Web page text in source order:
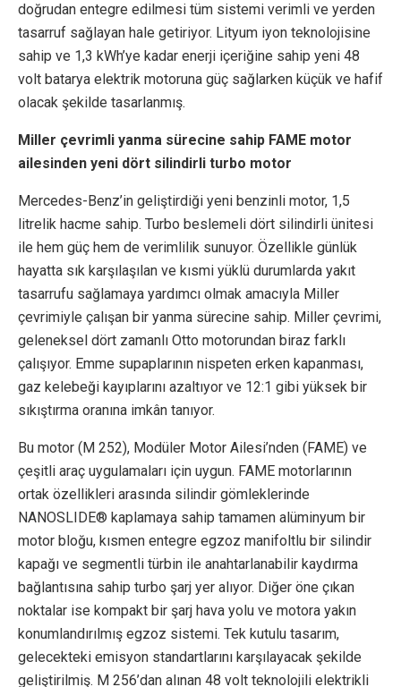
doğrudan entegre edilmesi tüm sistemi verimli ve yerden
tasarruf sağlayan hale getiriyor. Lityum iyon teknolojisine
sahip ve 1,3 kWh’ye kadar enerji içeriğine sahip yeni 48
volt batarya elektrik motoruna güç sağlarken küçük ve hafif
olacak şekilde tasarlanmış.
Miller çevrimli yanma sürecine sahip FAME motor
ailesinden yeni dört silindirli turbo motor
Mercedes-Benz’in geliştirdiği yeni benzinli motor, 1,5
litrelik hacme sahip. Turbo beslemeli dört silindirli ünitesi
ile hem güç hem de verimlilik sunuyor. Özellikle günlük
hayatta sık karşılaşılan ve kısmi yüklü durumlarda yakıt
tasarrufu sağlamaya yardımcı olmak amacıyla Miller
çevrimiyle çalışan bir yanma sürecine sahip. Miller çevrimi,
geleneksel dört zamanlı Otto motorundan biraz farklı
çalışıyor. Emme supaplarının nispeten erken kapanması,
gaz kelebeği kayıplarını azaltıyor ve 12:1 gibi yüksek bir
sıkıştırma oranına imkân tanıyor.
Bu motor (M 252), Modüler Motor Ailesi’nden (FAME) ve
çeşitli araç uygulamaları için uygun. FAME motorlarının
ortak özellikleri arasında silindir gömleklerinde
NANOSLIDE® kaplamaya sahip tamamen alüminyum bir
motor bloğu, kısmen entegre egzoz manifoltlu bir silindir
kapağı ve segmentli türbin ile anahtarlanabilir kaydırma
bağlantısına sahip turbo şarj yer alıyor. Diğer öne çıkan
noktalar ise kompakt bir şarj hava yolu ve motora yakın
konumlandırılmış egzoz sistemi. Tek kutulu tasarım,
gelecekteki emisyon standartlarını karşılayacak şekilde
geliştirilmiş. M 256’dan alınan 48 volt teknolojili elektrikli